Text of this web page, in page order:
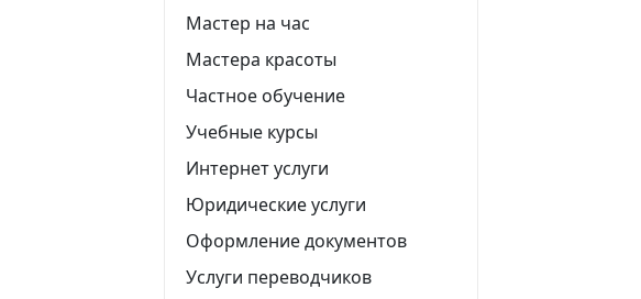
Мастер на час
Мастера красоты
Частное обучение
Учебные курсы
Интернет услуги
Юридические услуги
Оформление документов
Услуги переводчиков